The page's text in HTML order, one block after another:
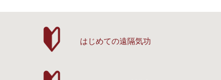
はじめての遠隔気功